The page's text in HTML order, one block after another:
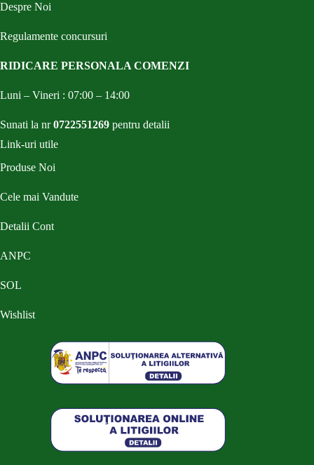
Despre Noi
Regulamente concursuri
RIDICARE PERSONALA COMENZI
Luni – Vineri : 07:00 – 14:00
Sunati la nr0722551269 pentru detalii
Link-uri utile
Produse Noi
Cele mai Vandute
Detalii Cont
ANPC
SOL
Wishlist